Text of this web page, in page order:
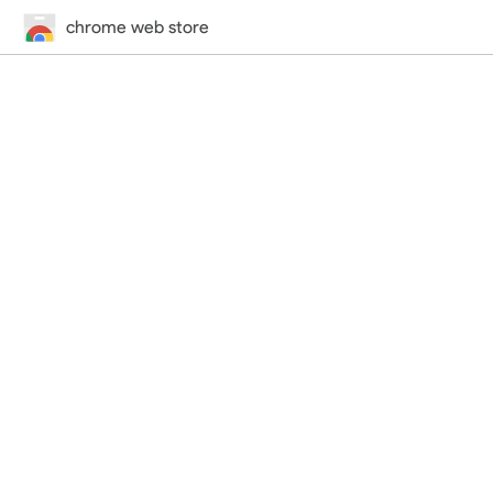
chrome web store